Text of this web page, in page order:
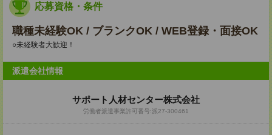
応募資格・条件
職種未経験OK / ブランクOK / WEB登録・面接OK
○未経験者大歓迎！
派遣会社情報
サポート人材センター株式会社
労働者派遣事業許可番号:派27-300461